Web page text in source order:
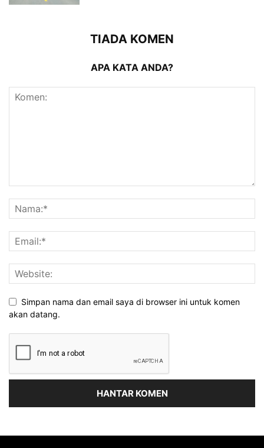
TIADA KOMEN
APA KATA ANDA?
Simpan nama dan email saya di browser ini untuk komen
akan datang.